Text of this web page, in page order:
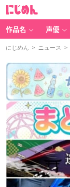
作品名 声優
にじめん > ニュース >